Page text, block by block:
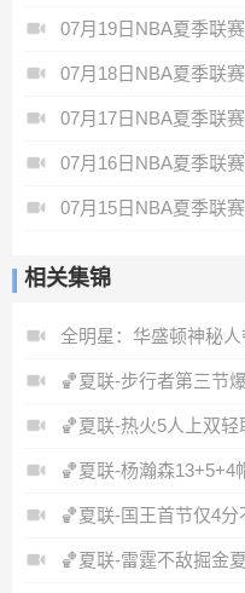
07月19日NBA夏季联
07月18日NBA夏季联
07月17日NBA夏季联
07月16日NBA夏季联
07月15日NBA夏季联
相关集锦